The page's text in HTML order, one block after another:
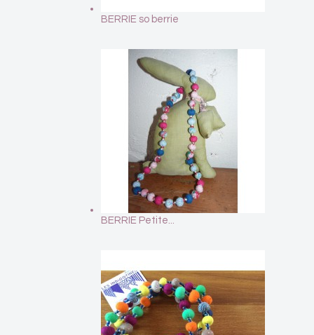
BERRIE so berrie
BERRIE Petite...